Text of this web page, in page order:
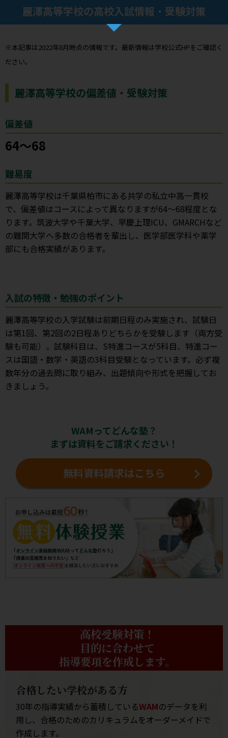
麗澤高等学校の高校入試情報・受験対策
※本記事は2022年8月時点の情報です。最新情報は学校公式HPをご確認く
ださい。
麗澤高等学校の偏差値・受験対策
偏差値
64～68
難易度
麗澤高等学校は千葉県柏市にある共学の私立中高一貫校
で、偏差値はコースによって異なりますが64～68程度とな
ります。筑波大学や千葉大学、早慶上理ICU、GMARCHなど
の難関大学へ多数の合格者を輩出し、医学部医学科や薬学
部にも合格実績があります。
入試の特徴・勉強のポイント
麗澤高等学校の入学試験は前期日程のみ実施され、試験日
は第1回、第2回の2日程ありどちらかを受験します（両方受
験も可能）。試験科目は、S特進コースが5科目、特進コー
スは国語・数学・英語の3科目受験となっています。必ず複
数年分の過去問に取り組み、出題傾向や形式を把握してお
きましょう。
WAMってどんな塾？
まずは資料をご請求ください！
無料資料請求はこちら
高校受験対策！
目的に合わせて
指導要項を作成します。
合格したい学校がある方
30年の指導実績から蓄積しているWAMのデータを利
用し、合格のためのカリキュラムをオーダーメイドで
作成します。